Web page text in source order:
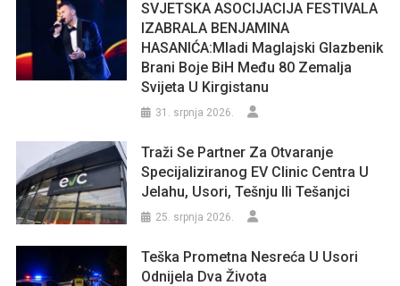
SVJETSKA ASOCIJACIJA FESTIVALA
IZABRALA BENJAMINA
HASANIĆA:Mladi Maglajski Glazbenik
Brani Boje BiH Među 80 Zemalja
Svijeta U Kirgistanu
31. srpnja 2026.
Traži Se Partner Za Otvaranje
Specijaliziranog EV Clinic Centra U
Jelahu, Usori, Tešnju Ili Tešanjci
25. srpnja 2026.
Teška Prometna Nesreća U Usori
Odnijela Dva Života